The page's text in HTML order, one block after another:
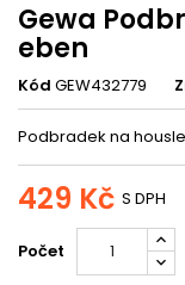
Gewa
eben
Kód GEW432779
Podbradek na housle
429 Kč S DPH
Počet